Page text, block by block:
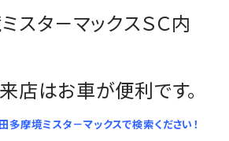
スタ－マックスＳＣ内
店はお車が便利です。
多摩境ミスタ－マックスで検索ください！